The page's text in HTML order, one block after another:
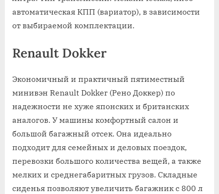
автоматическая КПП (вариатор), в зависимости
от выбираемой комплектации.
Renault Dokker
Экономичный и практичный пятиместный
минивэн Renault Dokker (Рено Доккер) по
надежности не хуже японских и британских
аналогов. У машины комфортный салон и
большой багажный отсек. Она идеально
подходит для семейных и деловых поездок,
перевозки большого количества вещей, а также
мелких и среднегабаритных грузов. Складные
сиденья позволяют увеличить багажник с 800 л